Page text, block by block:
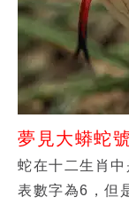
夢見大蟒蛇
蛇在十二生肖
表數字為6，但